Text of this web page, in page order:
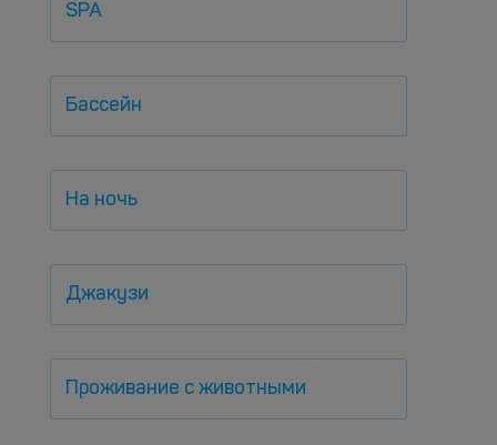
SPA
Бассейн
На ночь
Джакузи
Проживание с животными